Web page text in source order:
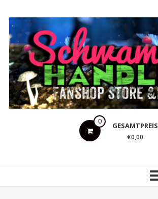
Inhalt
springen
Schwammahandler
0 GESAMTPREIS
€0,00